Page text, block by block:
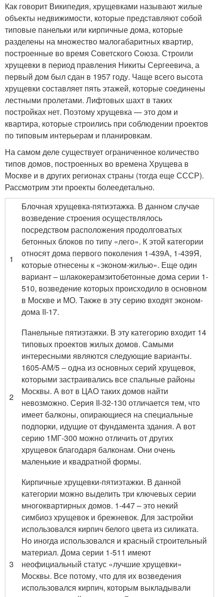
Как говорит Википедия, хрущевками называют жилые
объекты недвижимости, которые представляют собой
типовые панельки или кирпичные дома, которые
разделены на множество малогабаритных квартир,
построенные во время Советского Союза. Строили
хрущевки в период правления Никиты Сергеевича, а
первый дом был сдан в 1957 году. Чаще всего высота
хрущевки составляет пять этажей, которые соединены
лестными пролетами. Лифтовых шахт в таких
постройках нет. Поэтому хрущевка — это дом и
квартира, которые строились при соблюдении проектов
по типовым интерьерам и планировкам.
На самом деле существует ограниченное количество
типов домов, построенных во времена Хрущева в
Москве и в других регионах страны (тогда еще СССР).
Рассмотрим эти проекты болеедетально.
1
Блочная хрущевка-пятиэтажка. В данном случае
возведение строения осуществлялось
посредством расположения продолговатых
бетонных блоков по типу «лего». К этой категории
относят дома первого поколения 1-439А, 1-439Я,
которые отнесены к «эконом-жилью». Еще один
вариант – шлакокерамзитобетонные дома серии 1-
510, возведение которых происходило в основном
в Москве и МО. Также в эту серию входят эконом-
дома II-17.
2
Панельные пятиэтажки. В эту категорию входит 14
типовых проектов жилых домов. Самыми
интересными являются следующие варианты.
1605-АМ/5 – одна из основных серий хрущевок,
которыми застраивались все спальные районы
Москвы. А вот в ЦАО таких домов найти
невозможно. Серия II-32-130 отличается тем, что
имеет балконы, опирающиеся на специальные
подпорки, идущие от фундамента здания. А вот
серию 1МГ-300 можно отличить от других
хрущевок благодаря балконам. Они очень
маленькие и квадратной формы.
3
Кирпичные хрущевки-пятиэтажки. В данной
категории можно выделить три ключевых серии
многоквартирных домов. 1-447 – это некий
симбиоз хрущевок и брежневок. Для застройки
использовался кирпич белого цвета из силиката.
Но иногда использовался и красный строительный
материал. Дома серии 1-511 имеют
неофициальный статус «лучшие хрущевки»
Москвы. Все потому, что для их возведения
использовался кирпич, которым выкладывали